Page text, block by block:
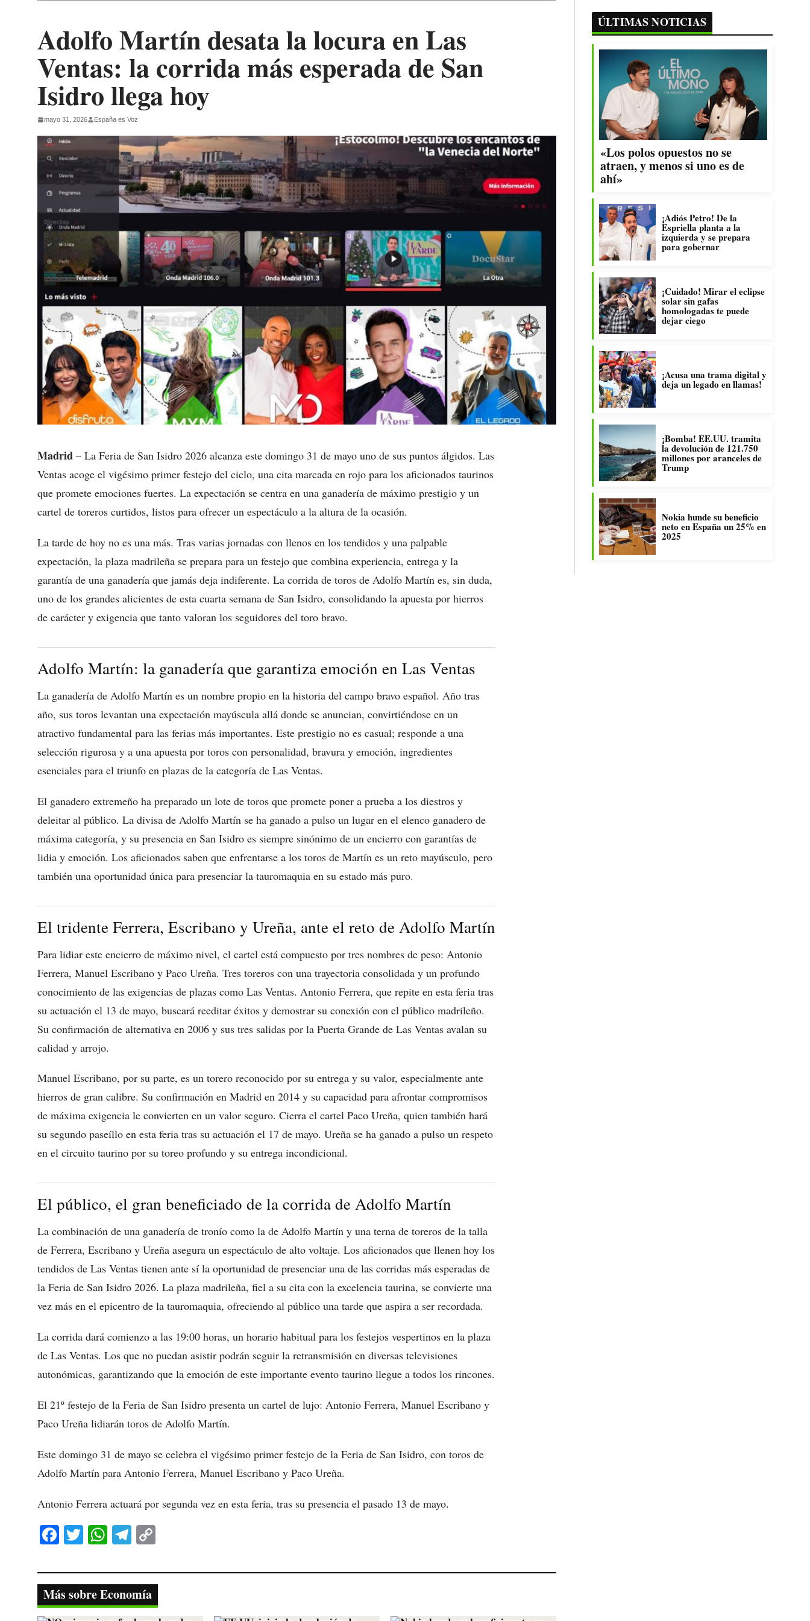
Adolfo Martín desata la locura en Las
Ventas: la corrida más esperada de San
Isidro llega hoy
mayo 31, 2026 España es Voz
Madrid – La Feria de San Isidro 2026 alcanza este domingo 31 de mayo uno de sus puntos álgidos. Las
Ventas acoge el vigésimo primer festejo del ciclo, una cita marcada en rojo para los aficionados taurinos
que promete emociones fuertes. La expectación se centra en una ganadería de máximo prestigio y un
cartel de toreros curtidos, listos para ofrecer un espectáculo a la altura de la ocasión.
La tarde de hoy no es una más. Tras varias jornadas con llenos en los tendidos y una palpable
expectación, la plaza madrileña se prepara para un festejo que combina experiencia, entrega y la
garantía de una ganadería que jamás deja indiferente. La corrida de toros de Adolfo Martín es, sin duda,
uno de los grandes alicientes de esta cuarta semana de San Isidro, consolidando la apuesta por hierros
de carácter y exigencia que tanto valoran los seguidores del toro bravo.
Adolfo Martín: la ganadería que garantiza emoción en Las Ventas
La ganadería de Adolfo Martín es un nombre propio en la historia del campo bravo español. Año tras
año, sus toros levantan una expectación mayúscula allá donde se anuncian, convirtiéndose en un
atractivo fundamental para las ferias más importantes. Este prestigio no es casual; responde a una
selección rigurosa y a una apuesta por toros con personalidad, bravura y emoción, ingredientes
esenciales para el triunfo en plazas de la categoría de Las Ventas.
El ganadero extremeño ha preparado un lote de toros que promete poner a prueba a los diestros y
deleitar al público. La divisa de Adolfo Martín se ha ganado a pulso un lugar en el elenco ganadero de
máxima categoría, y su presencia en San Isidro es siempre sinónimo de un encierro con garantías de
lidia y emoción. Los aficionados saben que enfrentarse a los toros de Martín es un reto mayúsculo, pero
también una oportunidad única para presenciar la tauromaquia en su estado más puro.
El tridente Ferrera, Escribano y Ureña, ante el reto de Adolfo Martín
Para lidiar este encierro de máximo nivel, el cartel está compuesto por tres nombres de peso: Antonio
Ferrera, Manuel Escribano y Paco Ureña. Tres toreros con una trayectoria consolidada y un profundo
conocimiento de las exigencias de plazas como Las Ventas. Antonio Ferrera, que repite en esta feria tras
su actuación el 13 de mayo, buscará reeditar éxitos y demostrar su conexión con el público madrileño.
Su confirmación de alternativa en 2006 y sus tres salidas por la Puerta Grande de Las Ventas avalan su
calidad y arrojo.
Manuel Escribano, por su parte, es un torero reconocido por su entrega y su valor, especialmente ante
hierros de gran calibre. Su confirmación en Madrid en 2014 y su capacidad para afrontar compromisos
de máxima exigencia le convierten en un valor seguro. Cierra el cartel Paco Ureña, quien también hará
su segundo paseíllo en esta feria tras su actuación el 17 de mayo. Ureña se ha ganado a pulso un respeto
en el circuito taurino por su toreo profundo y su entrega incondicional.
El público, el gran beneficiado de la corrida de Adolfo Martín
La combinación de una ganadería de tronío como la de Adolfo Martín y una terna de toreros de la talla
de Ferrera, Escribano y Ureña asegura un espectáculo de alto voltaje. Los aficionados que llenen hoy los
tendidos de Las Ventas tienen ante sí la oportunidad de presenciar una de las corridas más esperadas de
la Feria de San Isidro 2026. La plaza madrileña, fiel a su cita con la excelencia taurina, se convierte una
vez más en el epicentro de la tauromaquia, ofreciendo al público una tarde que aspira a ser recordada.
La corrida dará comienzo a las 19:00 horas, un horario habitual para los festejos vespertinos en la plaza
de Las Ventas. Los que no puedan asistir podrán seguir la retransmisión en diversas televisiones
autonómicas, garantizando que la emoción de este importante evento taurino llegue a todos los rincones.
El 21º festejo de la Feria de San Isidro presenta un cartel de lujo: Antonio Ferrera, Manuel Escribano y
Paco Ureña lidiarán toros de Adolfo Martín.
Este domingo 31 de mayo se celebra el vigésimo primer festejo de la Feria de San Isidro, con toros de
Adolfo Martín para Antonio Ferrera, Manuel Escribano y Paco Ureña.
Antonio Ferrera actuará por segunda vez en esta feria, tras su presencia el pasado 13 de mayo.
Fa
bo
ok
T
tte
r
W
ts
A
pp
Te
gr
a
m
y
Li
nk
Más sobre Economía
ÚLTIMAS NOTICIAS
«Los polos opuestos no se
atraen, y menos si uno es de
ahí»
¡Adiós Petro! De la
Espriella planta a la
izquierda y se prepara
para gobernar
¡Cuidado! Mirar el eclipse
solar sin gafas
homologadas te puede
dejar ciego
¡Acusa una trama digital y
deja un legado en llamas!
¡Bomba! EE.UU. tramita
la devolución de 121.750
millones por aranceles de
Trump
Nokia hunde su beneficio
neto en España un 25% en
2025